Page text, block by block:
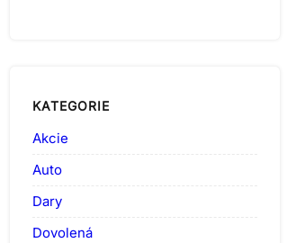
KATEGORIE
Akcie
Auto
Dary
Dovolená